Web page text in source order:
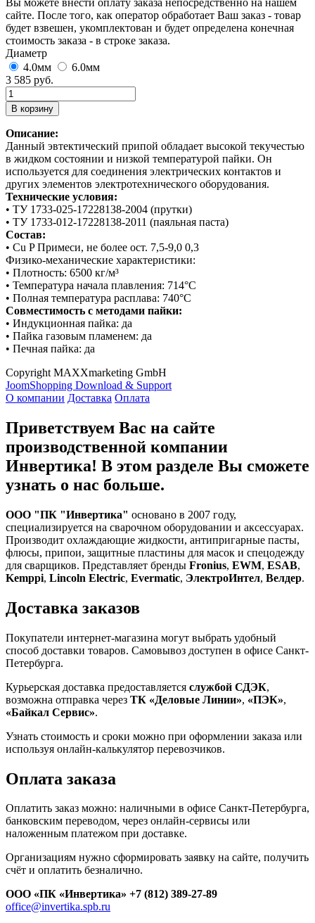
Вы можете внести оплату заказа непосредственно на нашем
сайте. После того, как оператор обработает Ваш заказ - товар
будет взвешен, укомплектован и будет определена конечная
стоимость заказа - в строке заказа.
Диаметр
4.0мм
6.0мм
3 585 руб.
Описание:
Данный эвтектический припой обладает высокой текучестью
в жидком состоянии и низкой температурой пайки. Он
используется для соединения электрических контактов и
других элементов электротехнического оборудования.
Технические условия:
• ТУ 1733-025-17228138-2004 (прутки)
• ТУ 1733-012-17228138-2011 (паяльная паста)
Состав:
• Cu P Примеси, не более ост. 7,5-9,0 0,3
Физико-механические характеристики:
• Плотность: 6500 кг/м³
• Температура начала плавления: 714°C
• Полная температура расплава: 740°C
Совместимость с методами пайки:
• Индукционная пайка: да
• Пайка газовым пламенем: да
• Печная пайка: да
Copyright MAXXmarketing GmbH
JoomShopping Download & Support
О компании Доставка Оплата
Приветствуем Вас на сайте
производственной компании
Инвертика! В этом разделе Вы сможете
узнать о нас больше.
ООО "ПК "Инвертика" основано в 2007 году,
специализируется на сварочном оборудовании и аксессуарах.
Производит охлаждающие жидкости, антипригарные пасты,
флюсы, припои, защитные пластины для масок и спецодежду
для сварщиков. Представляет бренды Fronius, EWM, ESAB,
Kemppi, Lincoln Electric, Evermatic, ЭлектроИнтел, Велдер.
Доставка заказов
Покупатели интернет-магазина могут выбрать удобный
способ доставки товаров. Самовывоз доступен в офисе Санкт-
Петербурга.
Курьерская доставка предоставляется службой СДЭК,
возможна отправка через ТК «Деловые Линии», «ПЭК»,
«Байкал Сервис».
Узнать стоимость и сроки можно при оформлении заказа или
используя онлайн-калькулятор перевозчиков.
Оплата заказа
Оплатить заказ можно: наличными в офисе Санкт-Петербурга,
банковским переводом, через онлайн-сервисы или
наложенным платежом при доставке.
Организациям нужно сформировать заявку на сайте, получить
счёт и оплатить безналично.
ООО «ПК «Инвертика» +7 (812) 389-27-89
office@invertika.spb.ru